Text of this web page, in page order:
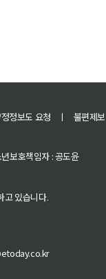
정보도 요청 ㅣ 불편제보
보호책임자 : 공도윤
고 있습니다.